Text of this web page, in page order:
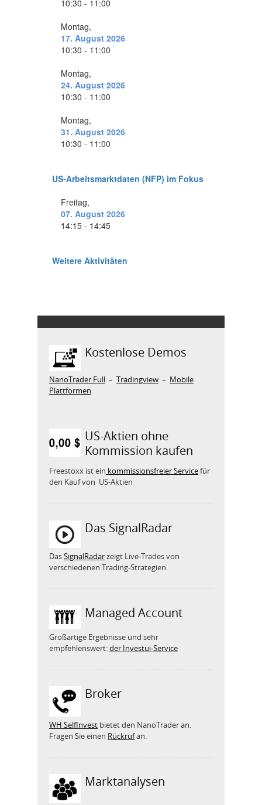
Kostenlose Demos
NanoTrader Full – Tradingview – Mobile
Plattformen
US-Aktien ohne
Kommission kaufen
Freestoxx ist ein kommissionsfreier Servicefür
den Kauf von US-Aktien
Das SignalRadar
DasSignalRadarzeigt Live-Trades von
verschiedenen Trading-Strategien.
Managed Account
Großartige Ergebnisse und sehr
empfehlenswert:der Investui-Service
Broker
WH SelfInvest bietet den NanoTrader an.
Fragen Sie einen Rückrufan.
Marktanalysen